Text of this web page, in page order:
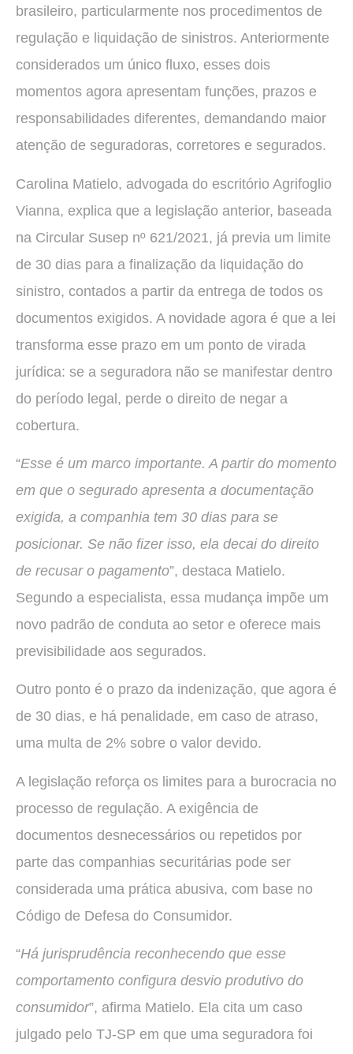
brasileiro, particularmente nos procedimentos de
regulação e liquidação de sinistros. Anteriormente
considerados um único fluxo, esses dois
momentos agora apresentam funções, prazos e
responsabilidades diferentes, demandando maior
atenção de seguradoras, corretores e segurados.
Carolina Matielo, advogada do escritório Agrifoglio
Vianna, explica que a legislação anterior, baseada
na Circular Susep nº 621/2021, já previa um limite
de 30 dias para a finalização da liquidação do
sinistro, contados a partir da entrega de todos os
documentos exigidos. A novidade agora é que a lei
transforma esse prazo em um ponto de virada
jurídica: se a seguradora não se manifestar dentro
do período legal, perde o direito de negar a
cobertura.
“Esse é um marco importante. A partir do momento
em que o segurado apresenta a documentação
exigida, a companhia tem 30 dias para se
posicionar. Se não fizer isso, ela decai do direito
de recusar o pagamento”, destaca Matielo.
Segundo a especialista, essa mudança impõe um
novo padrão de conduta ao setor e oferece mais
previsibilidade aos segurados.
Outro ponto é o prazo da indenização, que agora é
de 30 dias, e há penalidade, em caso de atraso,
uma multa de 2% sobre o valor devido.
A legislação reforça os limites para a burocracia no
processo de regulação. A exigência de
documentos desnecessários ou repetidos por
parte das companhias securitárias pode ser
considerada uma prática abusiva, com base no
Código de Defesa do Consumidor.
“Há jurisprudência reconhecendo que esse
comportamento configura desvio produtivo do
consumidor”, afirma Matielo. Ela cita um caso
julgado pelo TJ-SP em que uma seguradora foi